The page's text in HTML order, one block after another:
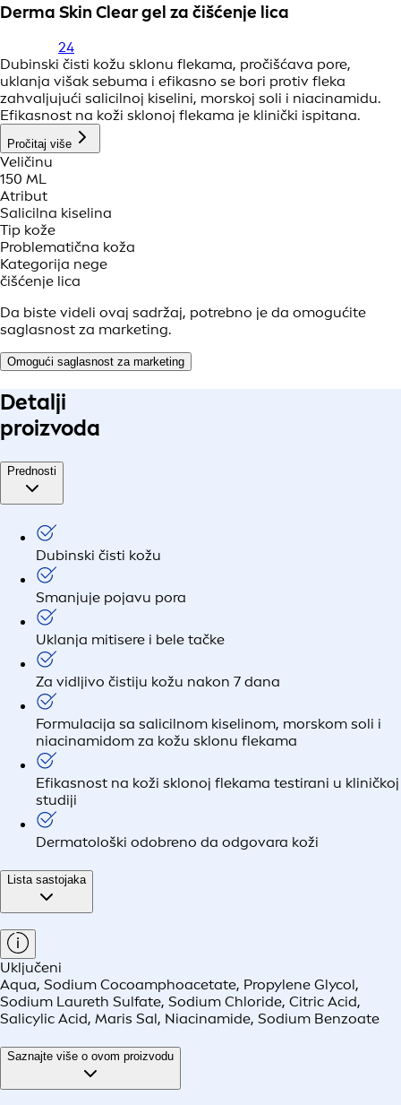
Derma Skin Clear gel za čišćenje lica
24
Dubinski čisti kožu sklonu flekama, pročišćava pore,
uklanja višak sebuma i efikasno se bori protiv fleka
zahvaljujući salicilnoj kiselini, morskoj soli i niacinamidu.
Efikasnost na koži sklonoj flekama je klinički ispitana.
Pročitaj više
Veličinu
150 ML
Atribut
Salicilna kiselina
Tip kože
Problematična koža
Kategorija nege
čišćenje lica
Da biste videli ovaj sadržaj, potrebno je da omogućite
saglasnost za marketing.
Omogući saglasnost za marketing
Detalji
proizvoda
Prednosti
Dubinski čisti kožu
Smanjuje pojavu pora
Uklanja mitisere i bele tačke
Za vidljivo čistiju kožu nakon 7 dana
Formulacija sa salicilnom kiselinom, morskom soli i
niacinamidom za kožu sklonu flekama
Efikasnost na koži sklonoj flekama testirani u kliničkoj
studiji
Dermatološki odobreno da odgovara koži
Lista sastojaka
Uključeni
Aqua, Sodium Cocoamphoacetate, Propylene Glycol,
Sodium Laureth Sulfate, Sodium Chloride, Citric Acid,
Salicylic Acid, Maris Sal, Niacinamide, Sodium Benzoate
Saznajte više o ovom proizvodu